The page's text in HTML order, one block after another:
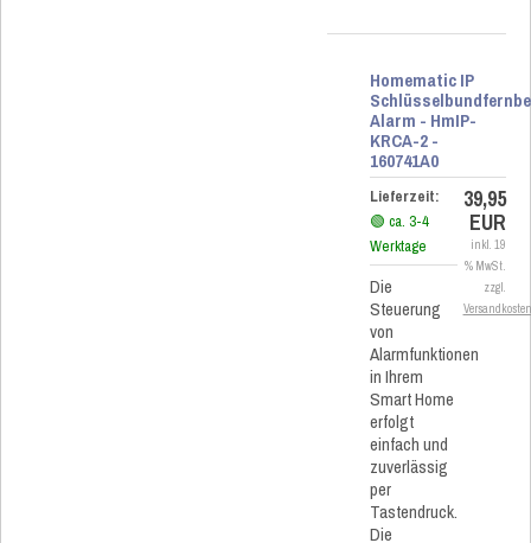
Homematic IP
Alarm - HmIP-
KRCA-2 -
160741A0
Lieferzeit:
🟢 ca. 3-4
Werktage
Die
Steuerung
von
Alarmfunktionen
in Ihrem
Smart Home
erfolgt
einfach und
zuverlässig
per
Tastendruck.
Die
39,95
EUR
inkl. 19
% MwSt.
zzgl.
Versandkosten